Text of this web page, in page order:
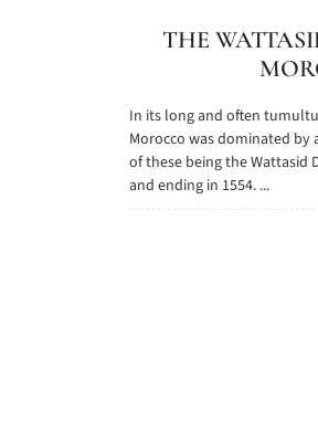
THE
In its long and often
Morocco was dominated by
of these being the Wattasid
and ending in 1554. ...